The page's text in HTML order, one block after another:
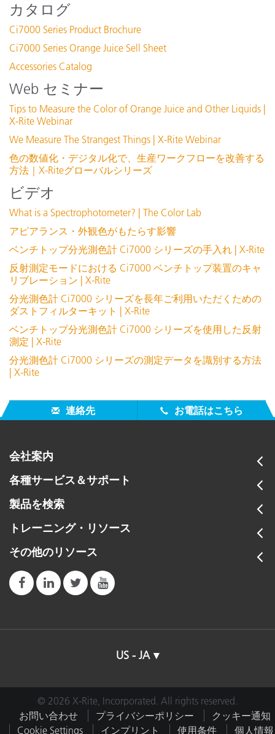
詳細を表示
交換用 USB 2.0 インターフェースケーブル
（SE108-USBAB-03）
Ci7x00 用フィルターキット
詳細を表示
オレンジジュース測定用テストチューブホルダ
ー
Ci7x00 ファームウェアローダー r1.1.1911
ソフトウェア:
v1.08 build r1.1.1925
Ci7x00 FirmwareLoader r1.1.1912
Ci7x00 ファームウェアローダー r1.1.1911
全てのサポート内容を表示
トレーニング
オンラインセッション:
色彩と測色
カタログ
Ci7000 Series Product Brochure
Ci7000 Series Orange Juice Sell Sheet
Accessories Catalog
Web セミナー
Tips to Measure the Color of Orange Juice and Other Liquids |
X-Rite Webinar
We Measure The Strangest Things | X-Rite Webinar
色の数値化・デジタル化で、生産ワークフローを改善する
方法｜X-Riteグローバルシリーズ
ビデオ
What is a Spectrophotometer? | The Color Lab
アピアランス・外観色がもたらす影響
ベンチトップ分光測色計 Ci7000 シリーズの手入れ | X-Rite
反射測定モードにおける Ci7000 ベンチトップ装置のキャ
リブレーション | X-Rite
分光測色計 Ci7000 シリーズを長年ご利用いただくための
ダストフィルターキット | X-Rite
ベンチトップ分光測色計 Ci7000 シリーズを使用した反射
測定 | X-Rite
分光測色計 Ci7000 シリーズの測定データを識別する方法
| X-Rite
連絡先 お電話はこちら
会社案内
各種サービス＆サポート
製品を検索
トレーニング・リソース
その他のリソース
US - JA
© 2026 X-Rite, Incorporated. All rights reserved.
お問い合わせ
プライバシーポリシー
クッキー通知
Cookie Settings
インプリント 使用条件 個人情報